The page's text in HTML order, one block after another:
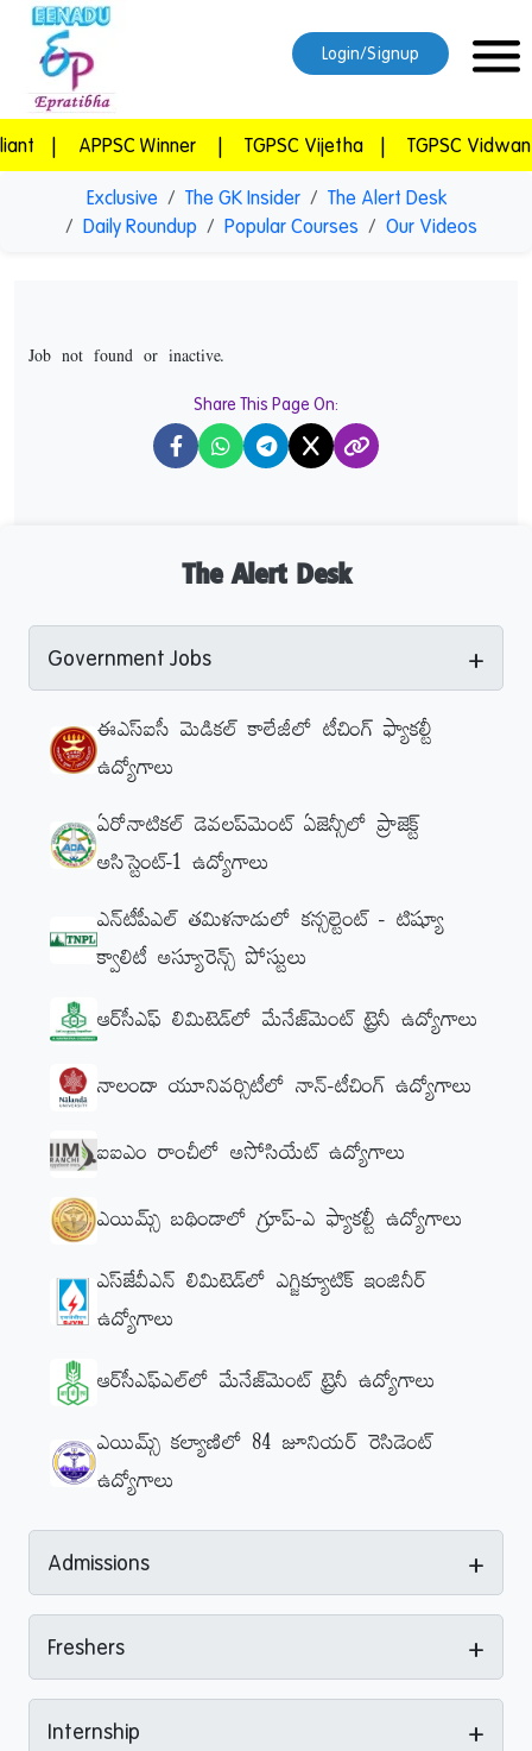
Exclusive The GK Insider
The Alert Desk
Daily Roundup
Popular Courses Our Videos
Job not found or inactive.
Share This Page On:
X
The Alert Desk
Government Jobs +
ఈఎస్ఐసీ మెడికల్ కాలేజీలో టీచింగ్ ఫ్యాకల్టీ
ఉద్యోగాలు
ఏరోనాటికల్ డెవలప్‌మెంట్ ఏజెన్సీలో ప్రాజెక్ట్
అసిస్టెంట్-1 ఉద్యోగాలు
ఎన్‌టీపీఎల్‌ తమిళనాడులో కన్సల్టెంట్ - టిష్యూ
క్వాలిటీ అస్యూరెన్స్ పోస్టులు
ఆర్‌సీఎఫ్‌ లిమిటెడ్‌లో మేనేజ్‌మెంట్ ట్రైనీ ఉద్యోగాలు
నాలందా యూనివర్సిటీలో నాన్-టీచింగ్ ఉద్యోగాలు
ఐఐఎం రాంచీలో అసోసియేట్ ఉద్యోగాలు
ఎయిమ్స్‌ బథిండాలో గ్రూప్-ఎ ఫ్యాకల్టీ ఉద్యోగాలు
ఎస్‌జేవీఎన్‌ లిమిటెడ్‌లో ఎగ్జిక్యూటిక్‌ ఇంజినీర్
ఉద్యోగాలు
ఆర్‌సీఎఫ్‌ఎల్‌లో మేనేజ్‌మెంట్ ట్రైనీ ఉద్యోగాలు
ఎయిమ్స్‌ కల్యాణిలో 84 జూనియర్ రెసిడెంట్
ఉద్యోగాలు
Admissions +
Freshers +
Internship +
Login/Signup
| APPSC Winner | TGPSC Vijetha | TGPSC Vidwan |